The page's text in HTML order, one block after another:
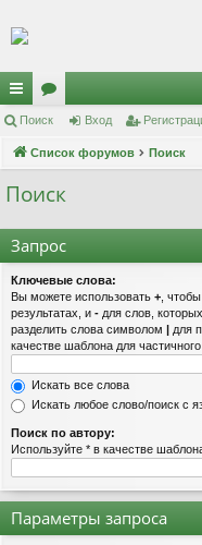
Регистрация
с
ы
лк
ор
ум
Поиск Вход Регистрац
Список форумов Поиск
Поиск
Запрос
Ключевые слова:
Вы можете использовать + ,
результатах, и - для слов,
разделить слова символом | для
качестве шаблона для
Искать все слова
Искать любое слово/поиск с
Поиск по автору:
Используйте * в качестве
Параметры запроса